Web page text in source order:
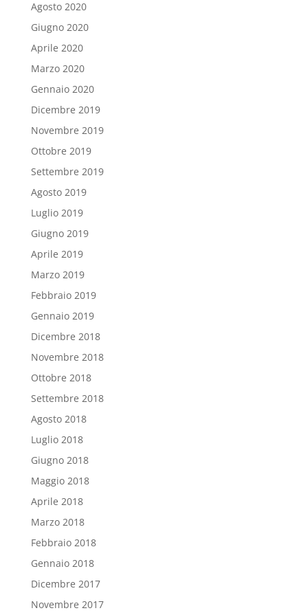
Agosto 2020
Giugno 2020
Aprile 2020
Marzo 2020
Gennaio 2020
Dicembre 2019
Novembre 2019
Ottobre 2019
Settembre 2019
Agosto 2019
Luglio 2019
Giugno 2019
Aprile 2019
Marzo 2019
Febbraio 2019
Gennaio 2019
Dicembre 2018
Novembre 2018
Ottobre 2018
Settembre 2018
Agosto 2018
Luglio 2018
Giugno 2018
Maggio 2018
Aprile 2018
Marzo 2018
Febbraio 2018
Gennaio 2018
Dicembre 2017
Novembre 2017